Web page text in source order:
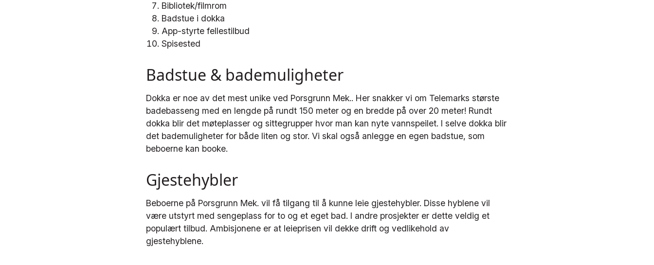
Bibliotek/filmrom
Badstue i dokka
App-styrte fellestilbud
Spisested
Badstue & bademuligheter
Dokka er noe av det mest unike ved Porsgrunn Mek.. Her snakker vi om Telemarks største
badebasseng med en lengde på rundt 150 meter og en bredde på over 20 meter! Rundt
dokka blir det møteplasser og sittegrupper hvor man kan nyte vannspeilet. I selve dokka blir
det bademuligheter for både liten og stor. Vi skal også anlegge en egen badstue, som
beboerne kan booke.
Gjestehybler
Beboerne på Porsgrunn Mek. vil få tilgang til å kunne leie gjestehybler. Disse hyblene vil
være utstyrt med sengeplass for to og et eget bad. I andre prosjekter er dette veldig et
populært tilbud. Ambisjonene er at leieprisen vil dekke drift og vedlikehold av
gjestehyblene.